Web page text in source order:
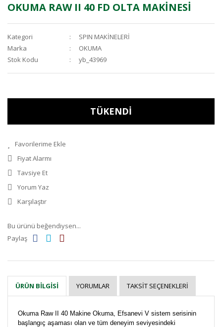
OKUMA RAW II 40 FD OLTA MAKİNESİ
Kategori
SPIN MAKİNELERİ
Marka
OKUMA
Stok Kodu
yb_43969
TÜKENDİ
Fiyat Alarmı
Tavsiye Et
Yorum Yaz
Karşılaştır
Bu ürünü beğendiysen...
Paylaş
ÜRÜN BILGISI YORUMLAR TAKSIT SEÇENEKLERI
Okuma Raw II 40 Makine Okuma, Efsanevi V sistem serisinin
başlangıç aşaması olan ve tüm deneyim seviyesindeki